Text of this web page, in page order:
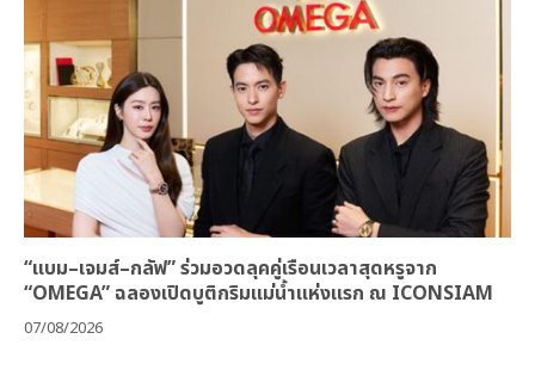
“แบม–เจมส์–กลัฟ” ร่วมอวดลุคคู่เรือนเวลาสุดหรูจาก
“OMEGA” ฉลองเปิดบูติกริมแม่น้ำแห่งแรก ณ ICONSIAM
07/08/2026